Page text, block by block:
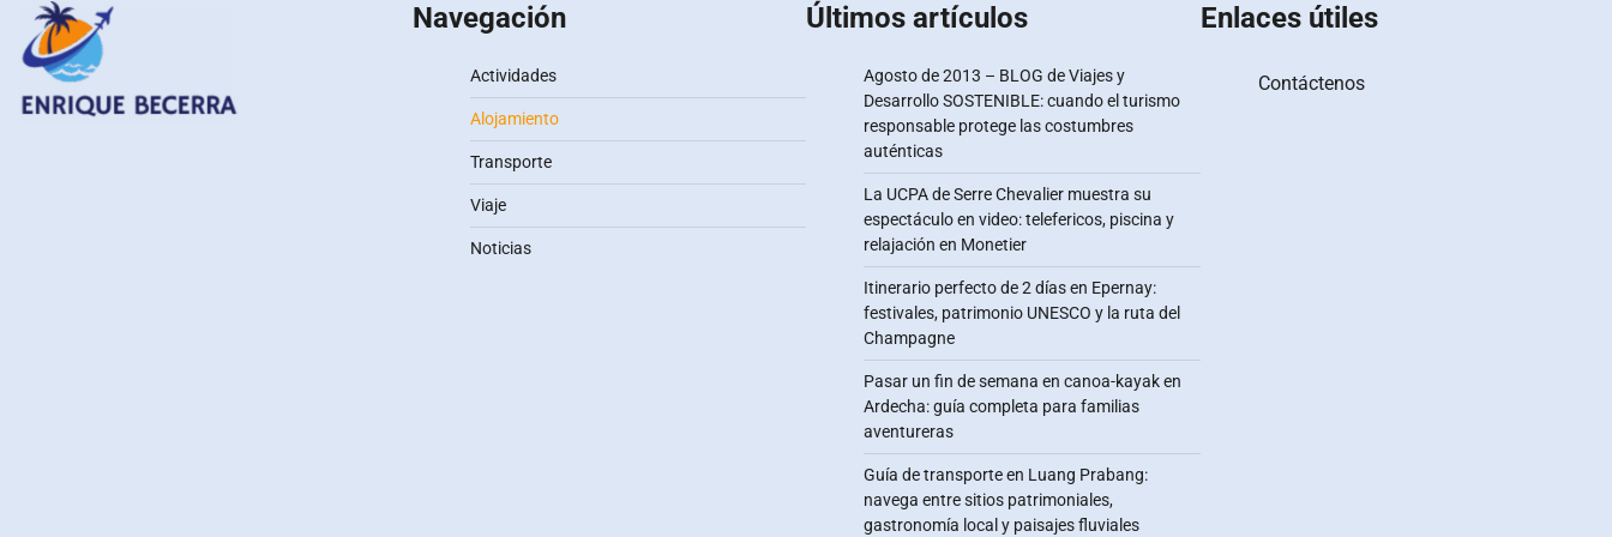
Navegación
Actividades
Alojamiento
Transporte
Viaje
Noticias
Últimos artículos
Agosto de 2013 – BLOG de Viajes y
Desarrollo SOSTENIBLE: cuando el turismo
responsable protege las costumbres
auténticas
La UCPA de Serre Chevalier muestra su
espectáculo en video: telefericos, piscina y
relajación en Monetier
Itinerario perfecto de 2 días en Epernay:
festivales, patrimonio UNESCO y la ruta del
Champagne
Pasar un fin de semana en canoa-kayak en
Ardecha: guía completa para familias
aventureras
Guía de transporte en Luang Prabang:
navega entre sitios patrimoniales,
gastronomía local y paisajes fluviales
Enlaces útiles
Contáctenos